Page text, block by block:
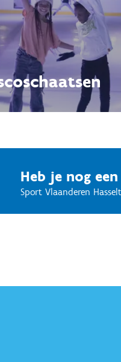
Heb je nog
Sport Vlaanderen Hasselt